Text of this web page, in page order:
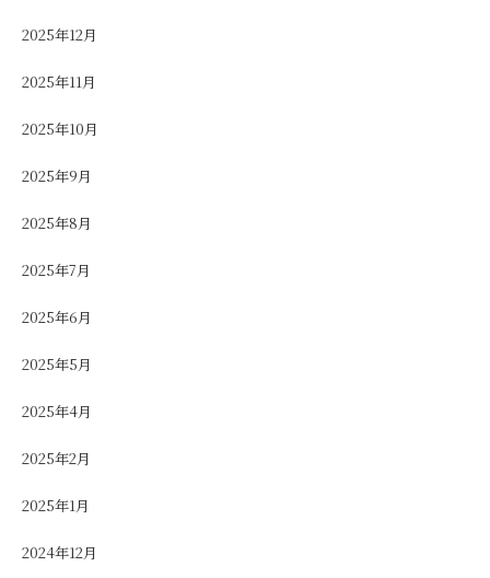
2025年12月
2025年11月
2025年10月
2025年9月
2025年8月
2025年7月
2025年6月
2025年5月
2025年4月
2025年2月
2025年1月
2024年12月